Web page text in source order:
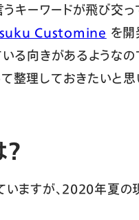
うキーワードが飛び
Customine を開
る向きがあるような
整理しておきたいと思
いますが、2020年夏の